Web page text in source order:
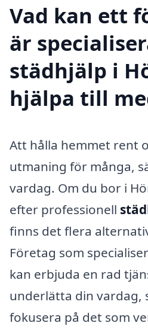
Vad kan ett
är
städhjälp i
hjälpa till
Att hålla hemmet rent
utmaning för många,
vardag. Om du bor i
efter professionell
finns det flera
Företag som
kan erbjuda en rad
underlätta din vardag,
fokusera på det som